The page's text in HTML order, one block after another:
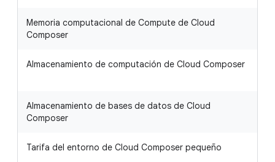
Memoria computacional de Compute de Cloud
Composer
Almacenamiento de computación de Cloud Composer
Almacenamiento de bases de datos de Cloud
Composer
Tarifa del entorno de Cloud Composer pequeño